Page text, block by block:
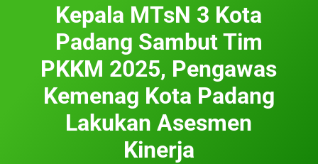
Kepala MTsN 3 Kota
Padang Sambut Tim
PKKM 2025, Pengawas
Kemenag Kota Padang
Lakukan Asesmen
Kinerja